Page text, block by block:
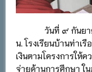
วันที่ ๙ กันยายน
น. โรงเรียนบ้านท่าเ
เงินตามโครงการให้
จ่ายด้านการศึกษา ใ